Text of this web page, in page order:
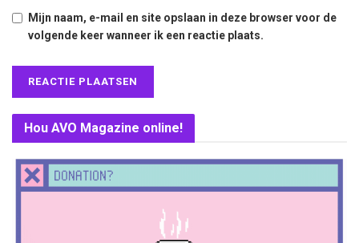
Mijn naam, e-mail en site opslaan in deze browser voor de
volgende keer wanneer ik een reactie plaats.
Hou AVO Magazine online!